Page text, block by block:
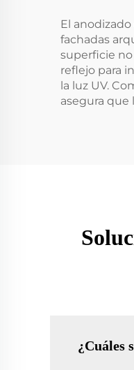
El
fachadas
superficie
reflejo para
la luz UV.
asegura que
¿Cuáles